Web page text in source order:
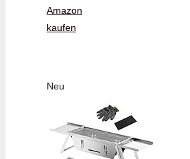
Amazon
kaufen
Neu